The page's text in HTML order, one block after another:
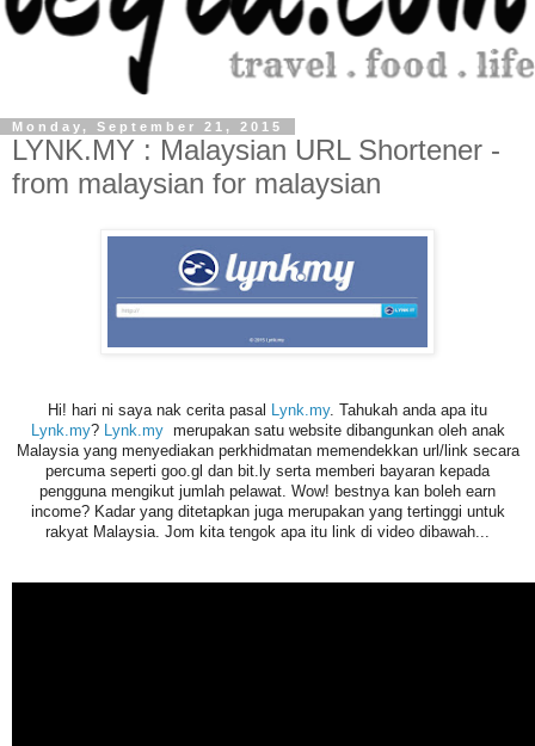
Monday, September 21, 2015
LYNK.MY : Malaysian URL Shortener -
from malaysian for malaysian
Hi! hari ni saya nak cerita pasal Lynk.my. Tahukah anda apa itu
Lynk.my? Lynk.mymerupakan satu website dibangunkan oleh anak
Malaysia yang menyediakan perkhidmatan memendekkan url/link secara
percuma seperti goo.gl dan bit.ly serta memberi bayaran kepada
pengguna mengikut jumlah pelawat. Wow! bestnya kan boleh earn
income? Kadar yang ditetapkan juga merupakan yang tertinggi untuk
rakyat Malaysia. Jom kita tengok apa itu link di video dibawah...